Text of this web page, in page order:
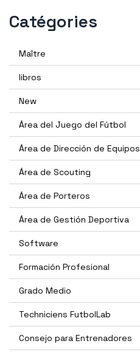
Catégories
Maître
libros
New
Área del Juego del Fútbol
Área de Dirección de Equipos
Área de Scouting
Área de Porteros
Área de Gestión Deportiva
Software
Formación Profesional
Grado Medio
Techniciens FutbolLab
Consejo para Entrenadores